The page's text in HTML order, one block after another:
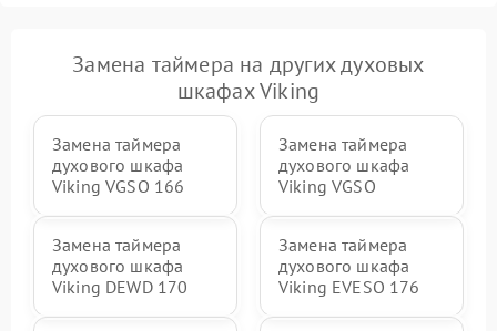
Замена таймера на других духовых
шкафах Viking
Замена таймера
духового шкафа
Viking VGSO 166
Замена таймера
духового шкафа
Viking VGSO
Замена таймера
духового шкафа
Viking DEWD 170
Замена таймера
духового шкафа
Viking EVESO 176